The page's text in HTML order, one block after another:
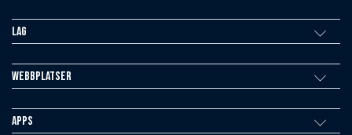
Lag
Webbplatser
Apps